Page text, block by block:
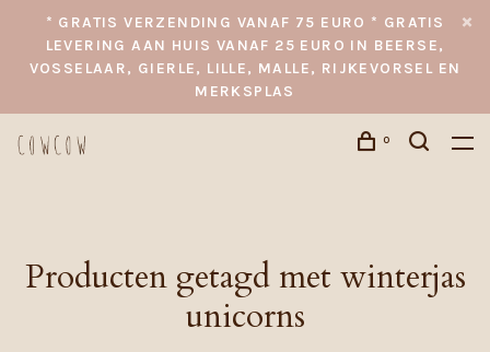
* GRATIS VERZENDING VANAF 75 EURO * GRATIS
LEVERING AAN HUIS VANAF 25 EURO IN BEERSE,
VOSSELAAR, GIERLE, LILLE, MALLE, RIJKEVORSEL EN
MERKSPLAS
0
Producten getagd met winterjas
unicorns